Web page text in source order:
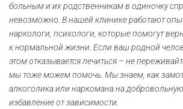
больным и их родственникам в одиночку
невозможно. В нашей клинике работают
наркологи, психологи, которые помогут
к нормальной жизни. Если ваш родной
этом отказывается лечиться – не
мы тоже можем помочь. Мы знаем, как
алкоголика или наркомана на
избавление от зависимости.